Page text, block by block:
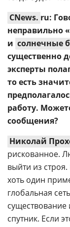
CNews. ru:
неправильно
и солнечные
существенно
эксперты
то есть
работу.
сообщения?
Николай
рискованное.
выйти из
хоть один
глобальная
существование
спутник. Если